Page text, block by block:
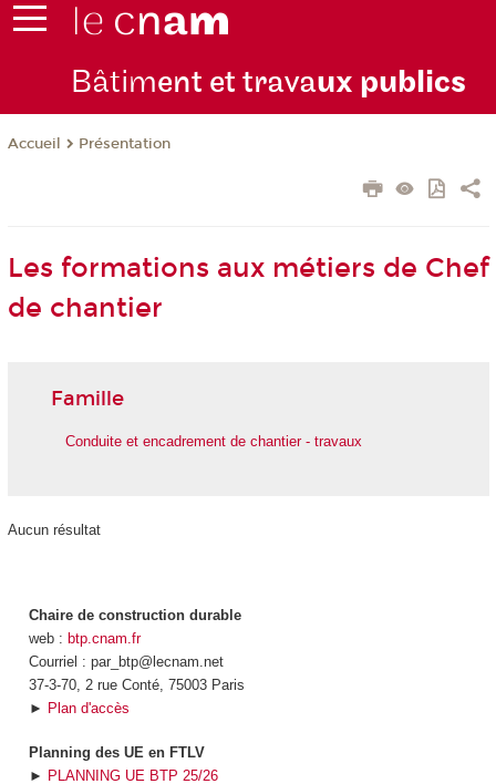
Bâtiment et travaux publics
Accueil Présentation
Les formations aux métiers de Chef
de chantier
Famille
Conduite et encadrement de chantier - travaux
Aucun résultat
Chaire de construction durable
web : btp.cnam.fr
Courriel : par_btp@lecnam.net
37-3-70, 2 rue Conté, 75003 Paris
► Plan d'accès
Planning des UE en FTLV
► PLANNING UE BTP 25/26